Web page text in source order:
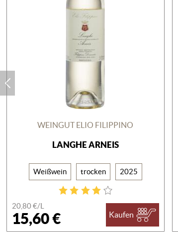
WEINGUT ELIO FILIPPINO
LANGHE ARNEIS
Weißwein trocken 2025
20,80 €/L
15,60 € Kaufen